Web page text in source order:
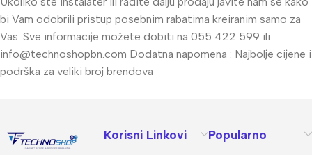
bi Vam odobrili pristup posebnim rabatima kreiranim samo za
Vas. Sve informacije možete dobiti na 055 422 599 ili
info@technoshopbn.com Dodatna napomena : Najbolje cijene i
podrška za veliki broj brendova
Korisni Linkovi Popularno